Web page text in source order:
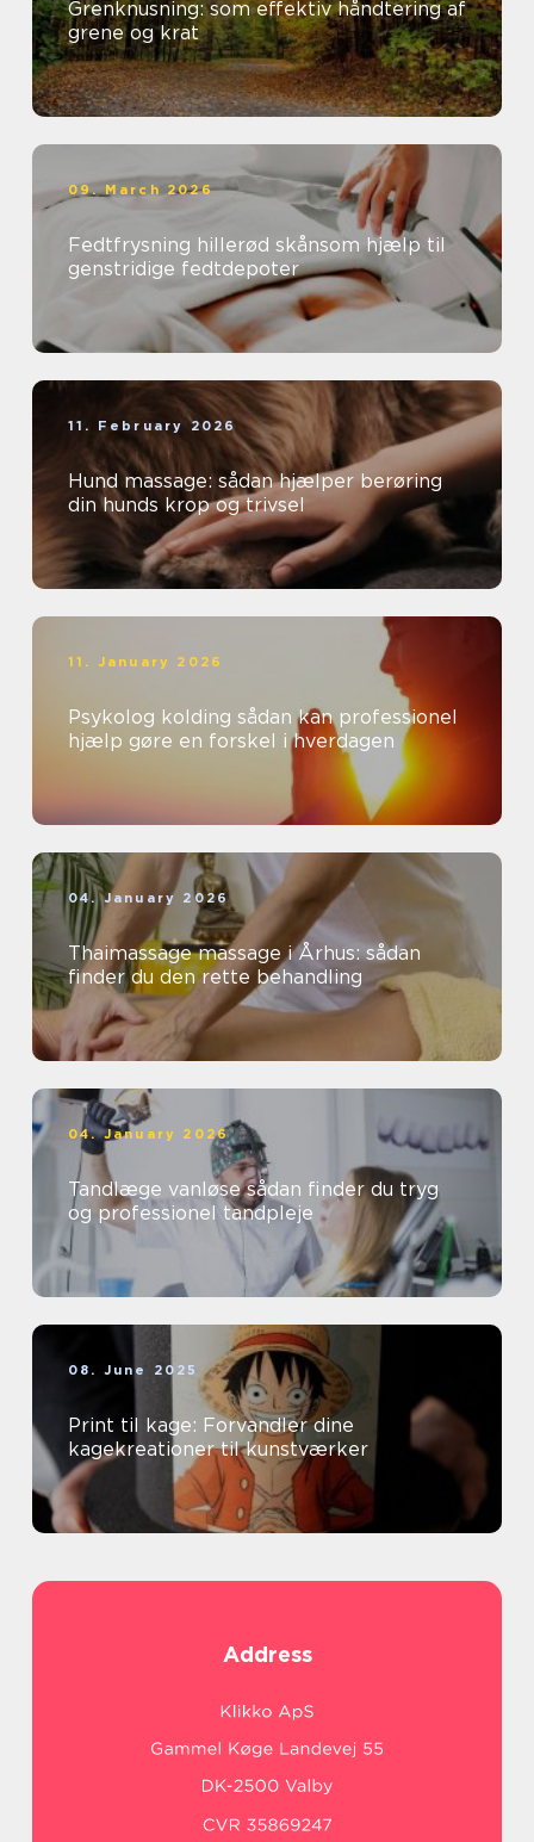
Grenknusning: som effektiv håndtering af
grene og krat
09. March 2026
Fedtfrysning hillerød skånsom hjælp til
genstridige fedtdepoter
11. February 2026
Hund massage: sådan hjælper berøring
din hunds krop og trivsel
11. January 2026
Psykolog kolding sådan kan professionel
hjælp gøre en forskel i hverdagen
04. January 2026
Thaimassage massage i Århus: sådan
finder du den rette behandling
04. January 2026
Tandlæge vanløse sådan finder du tryg
og professionel tandpleje
08. June 2025
Print til kage: Forvandler dine
kagekreationer til kunstværker
Address